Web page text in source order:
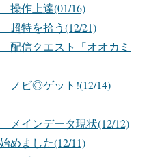
操作上達(01/16)
超特を拾う(12/21)
配信クエスト「オオカミ
ノビ◎ゲット!(12/14)
メインデータ現状(12/12)
めました(12/11)